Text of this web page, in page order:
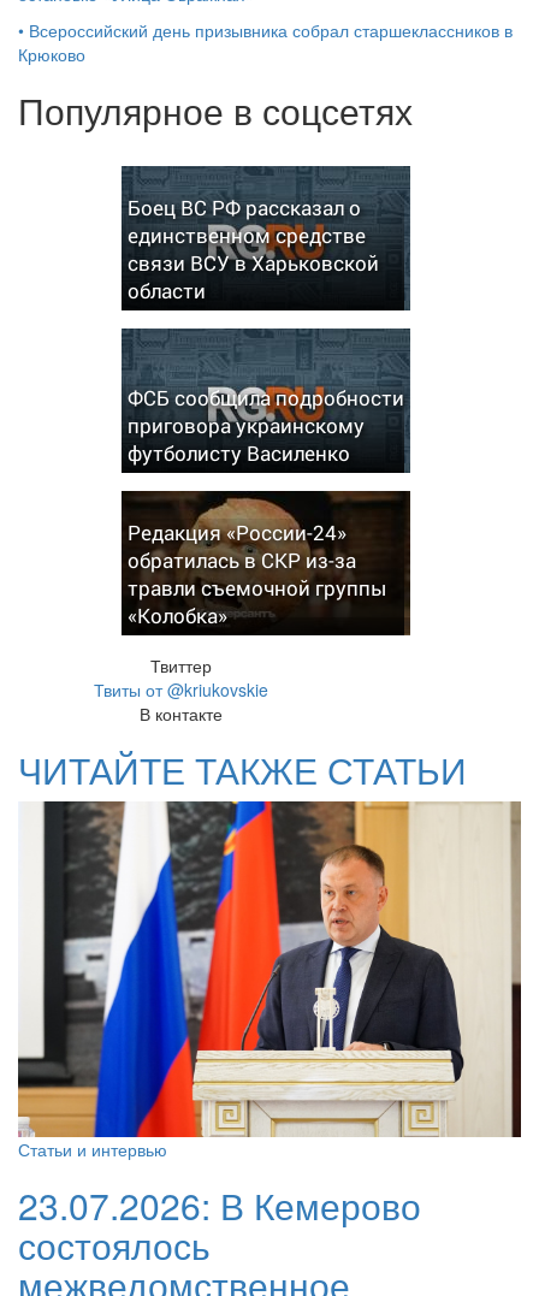
• Всероссийский день призывника собрал старшеклассников в
Крюково
Популярное в соцсетях
Боец ВС РФ рассказал о
единственном средстве
связи ВСУ в Харьковской
области
ФСБ сообщила подробности
приговора украинскому
футболисту Василенко
Редакция «России-24»
обратилась в СКР из-за
травли съемочной группы
«Колобка»
Твиттер
Твиты от @kriukovskie
В контакте
ЧИТАЙТЕ ТАКЖЕ СТАТЬИ
Статьи и интервью
23.07.2026: В Кемерово
состоялось
межведомственное